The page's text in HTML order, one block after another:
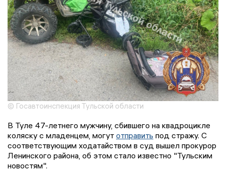
© Госавтоинспекция Тульской области
В Туле 47-летнего мужчину, сбившего на квадроцикле
коляску с младенцем, могут отправить под стражу. С
соответствующим ходатайством в суд вышел прокурор
Ленинского района, об этом стало известно "Тульским
новостям".